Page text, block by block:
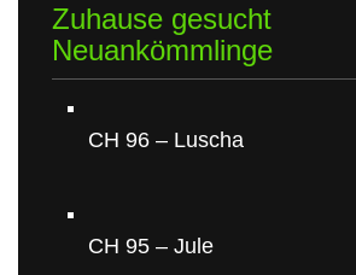
Zuhause gesucht
Neuankömmlinge
CH 96 – Luscha
CH 95 – Jule